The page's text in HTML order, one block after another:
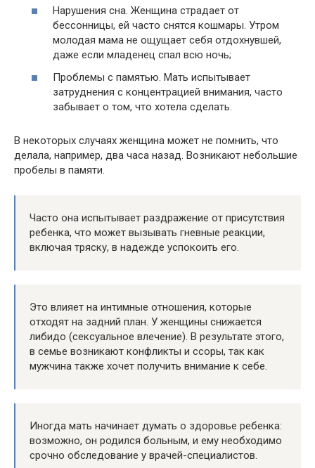
Нарушения сна. Женщина страдает от
бессонницы, ей часто снятся кошмары. Утром
молодая мама не ощущает себя отдохнувшей,
даже если младенец спал всю ночь;
Проблемы с памятью. Мать испытывает
затруднения с концентрацией внимания, часто
забывает о том, что хотела сделать.
В некоторых случаях женщина может не помнить, что
делала, например, два часа назад. Возникают небольшие
пробелы в памяти.
Часто она испытывает раздражение от присутствия
ребенка, что может вызывать гневные реакции,
включая тряску, в надежде успокоить его.
Это влияет на интимные отношения, которые
отходят на задний план. У женщины снижается
либидо (сексуальное влечение). В результате этого,
в семье возникают конфликты и ссоры, так как
мужчина также хочет получить внимание к себе.
Иногда мать начинает думать о здоровье ребенка:
возможно, он родился больным, и ему необходимо
срочно обследование у врачей-специалистов.